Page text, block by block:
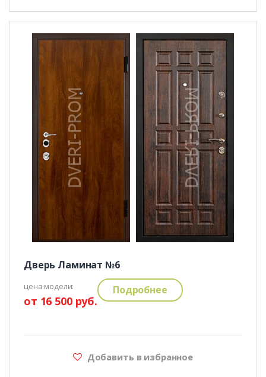
Дверь Ламинат №6
цена модели:
от 16 500 руб.
Подробнее
Добавить в избранное